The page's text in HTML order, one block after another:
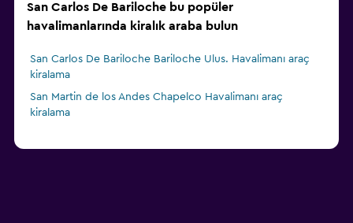
San Carlos De Bariloche bu popüler
havalimanlarında kiralık araba bulun
San Carlos De Bariloche Bariloche Ulus. Havalimanı araç
kiralama
San Martin de los Andes Chapelco Havalimanı araç
kiralama